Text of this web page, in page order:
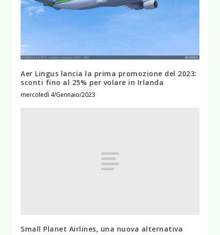
Aer Lingus lancia la prima promozione del 2023:
sconti fino al 25% per volare in Irlanda
mercoledì 4/Gennaio/2023
Small Planet Airlines, una nuova alternativa